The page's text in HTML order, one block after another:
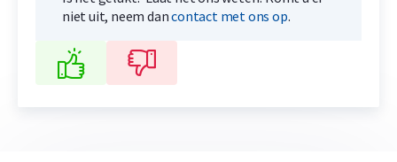
niet uit, neem dancontact met ons op.